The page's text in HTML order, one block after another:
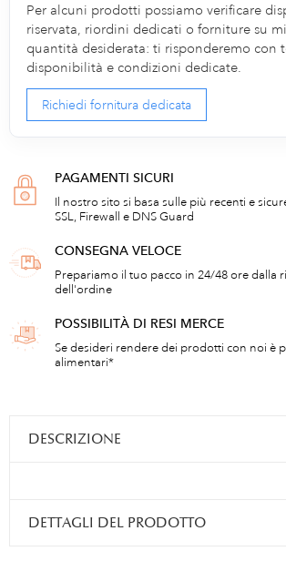
Per alcuni prodotti possiamo verificare
riservata, riordini dedicati o forniture su
quantità desiderata: ti risponderemo con
disponibilità e condizioni dedicate.
Richiedi fornitura dedicata
PAGAMENTI SICURI
Il nostro sito si basa sulle più recenti e
SSL, Firewall e DNS Guard
CONSEGNA VELOCE
Prepariamo il tuo pacco in 24/48 ore dalla
dell'ordine
POSSIBILITÀ DI RESI MERCE
Se desideri rendere dei prodotti con noi è
alimentari*
DESCRIZIONE
DETTAGLI DEL PRODOTTO